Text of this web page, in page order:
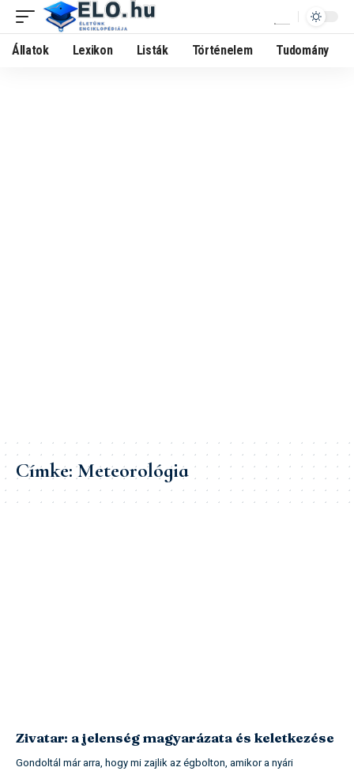
Állatok Lexikon Listák Történelem Tudomány
Címke:Meteorológia
Zivatar: a jelenség magyarázata és keletkezése
Gondoltál már arra, hogy mi zajlik az égbolton, amikor a nyári